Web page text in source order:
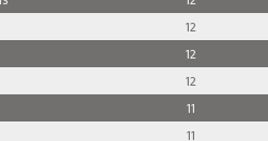
12
12
12
11
11